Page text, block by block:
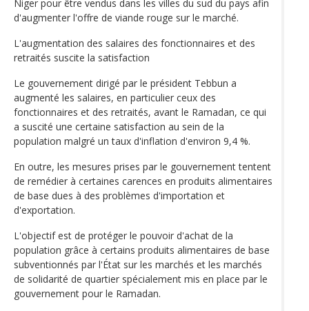
Niger pour être vendus dans les villes du sud du pays afin
d'augmenter l'offre de viande rouge sur le marché.
L'augmentation des salaires des fonctionnaires et des
retraités suscite la satisfaction
Le gouvernement dirigé par le président Tebbun a
augmenté les salaires, en particulier ceux des
fonctionnaires et des retraités, avant le Ramadan, ce qui
a suscité une certaine satisfaction au sein de la
population malgré un taux d'inflation d'environ 9,4 %.
En outre, les mesures prises par le gouvernement tentent
de remédier à certaines carences en produits alimentaires
de base dues à des problèmes d'importation et
d'exportation.
L'objectif est de protéger le pouvoir d'achat de la
population grâce à certains produits alimentaires de base
subventionnés par l'État sur les marchés et les marchés
de solidarité de quartier spécialement mis en place par le
gouvernement pour le Ramadan.